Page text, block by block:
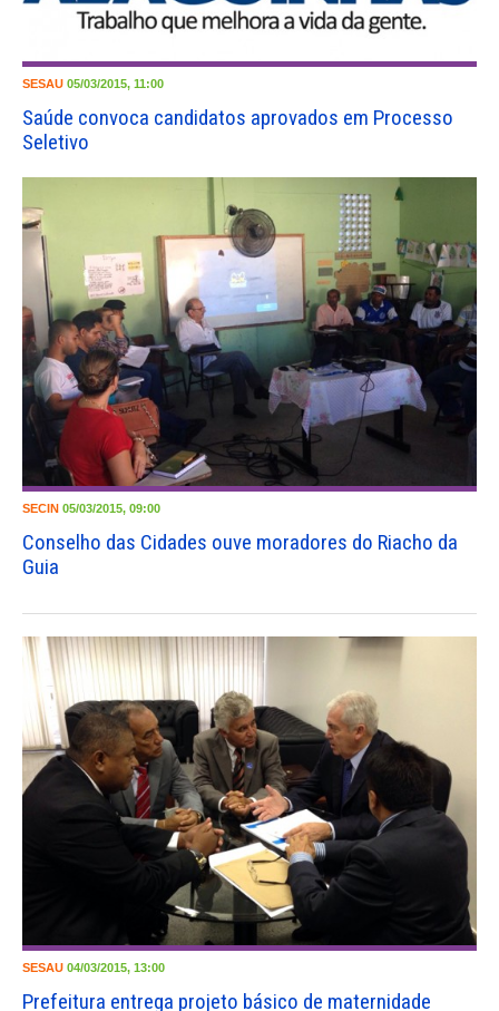
SESAU 05/03/2015, 11:00
Saúde convoca candidatos aprovados em Processo
Seletivo
SECIN 05/03/2015, 09:00
Conselho das Cidades ouve moradores do Riacho da
Guia
SESAU 04/03/2015, 13:00
Prefeitura entrega projeto básico de maternidade